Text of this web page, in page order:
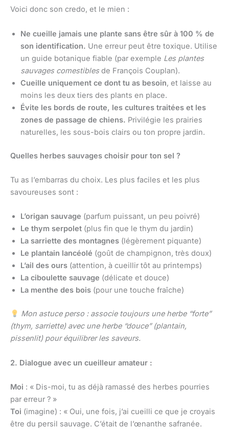
Voici donc son credo, et le mien :
Ne cueille jamais une plante sans être sûr à 100 % de
son identification. Une erreur peut être toxique. Utilise
un guide botanique fiable (par exemple Les plantes
sauvages comestiblesde François Couplan).
Cueille uniquement ce dont tu as besoin, et laisse au
moins les deux tiers des plants en place.
Évite les bords de route, les cultures traitées et les
zones de passage de chiens. Privilégie les prairies
naturelles, les sous-bois clairs ou ton propre jardin.
Quelles herbes sauvages choisir pour ton sel ?
Tu as l’embarras du choix. Les plus faciles et les plus
savoureuses sont :
L’origan sauvage (parfum puissant, un peu poivré)
Le thym serpolet (plus fin que le thym du jardin)
La sarriette des montagnes (légèrement piquante)
Le plantain lancéolé (goût de champignon, très doux)
L’ail des ours (attention, à cueillir tôt au printemps)
La ciboulette sauvage (délicate et douce)
La menthe des bois (pour une touche fraîche)
Mon astuce perso : associe toujours une herbe “forte”
(thym, sarriette) avec une herbe “douce” (plantain,
pissenlit) pour équilibrer les saveurs.
2. Dialogue avec un cueilleur amateur :
Moi : « Dis-moi, tu as déjà ramassé des herbes pourries
par erreur ? »
Toi (imagine) : « Oui, une fois, j’ai cueilli ce que je croyais
être du persil sauvage. C’était de l’œnanthe safranée.